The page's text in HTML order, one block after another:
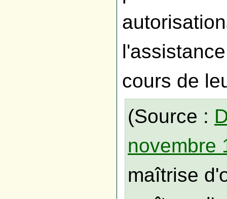
cours de
(Source :
novembre
maîtrise